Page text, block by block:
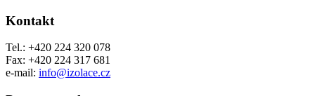
Kontakt
Tel.: +420 224 320 078
Fax: +420 224 317 681
e-mail: info@izolace.cz